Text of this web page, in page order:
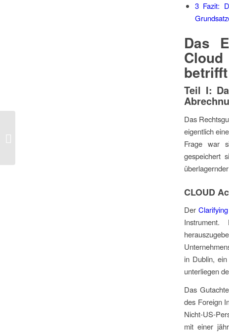
3Fazit:
Das
betrifft
Teil I:
Das
eigentlich
Frage war
gespeichert
CLOUD
Der
in Dublin,
unterliegen
Das
des Foreign
Nicht-US-
mit einer